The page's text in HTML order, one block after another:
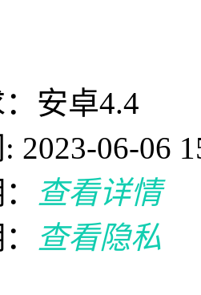
安卓4.4
2023-06-06
查看详情
查看隐私